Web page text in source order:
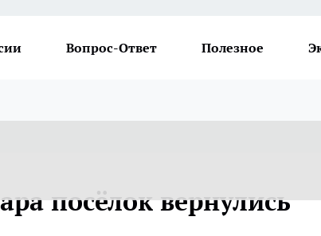
Вопрос-Ответ Полезное
посёлок вернулись